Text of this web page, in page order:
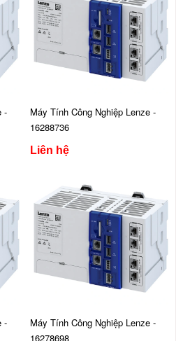
-
Máy Tính Công Nghiệp Lenze -
16288736
Liên hệ
-
Máy Tính Công Nghiệp Lenze -
16278698